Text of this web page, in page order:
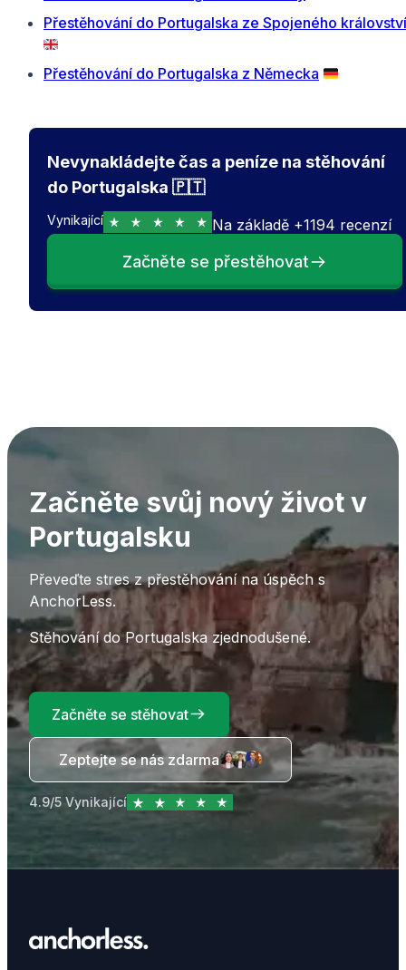
Přestěhování do Portugalska ze Spojeného království
🇬🇧
Přestěhování do Portugalska z Německa 🇩🇪
Nevynakládejte čas a peníze na stěhování
do Portugalska 🇵🇹
Vynikající Na základě +1194 recenzí
Začněte se přestěhovat
Začněte svůj nový život v
Portugalsku
Převeďte stres z přestěhování na úspěch s
AnchorLess.
Stěhování do Portugalska zjednodušené.
Začněte se stěhovat
Zeptejte se nás zdarma
4.9/5 Vynikající